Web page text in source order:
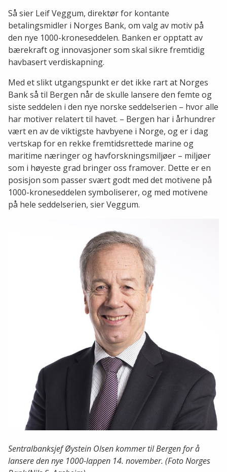
Så sier Leif Veggum, direktør for kontante
betalingsmidler i Norges Bank, om valg av motiv på
den nye 1000-kroneseddelen. Banken er opptatt av
bærekraft og innovasjoner som skal sikre fremtidig
havbasert verdiskapning.
Med et slikt utgangspunkt er det ikke rart at Norges
Bank så til Bergen når de skulle lansere den femte og
siste seddelen i den nye norske seddelserien – hvor alle
har motiver relatert til havet. – Bergen har i århundrer
vært en av de viktigste havbyene i Norge, og er i dag
vertskap for en rekke fremtidsrettede marine og
maritime næringer og havforskningsmiljøer – miljøer
som i høyeste grad bringer oss framover. Dette er en
posisjon som passer svært godt med det motivene på
1000-kroneseddelen symboliserer, og med motivene
på hele seddelserien, sier Veggum.
Sentralbanksjef Øystein Olsen kommer til Bergen for å
lansere den nye 1000-lappen 14. november. (Foto Norges